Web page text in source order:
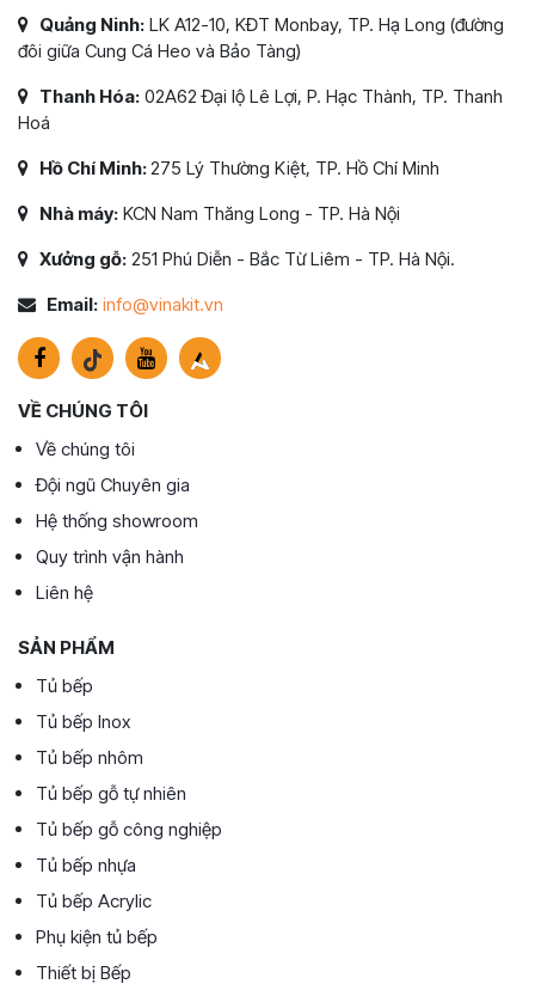
Quảng Ninh: LK A12-10, KĐT Monbay, TP. Hạ Long (đường
đôi giữa Cung Cá Heo và Bảo Tàng)
Thanh Hóa: 02A62 Đại lộ Lê Lợi, P. Hạc Thành, TP. Thanh
Hoá
Hồ Chí Minh:275 Lý Thường Kiệt, TP. Hồ Chí Minh
Nhà máy: KCN Nam Thăng Long - TP. Hà Nội
Xưởng gỗ: 251 Phú Diễn - Bắc Từ Liêm - TP. Hà Nội.
Email: info@vinakit.vn
VỀ CHÚNG TÔI
Về chúng tôi
Đội ngũ Chuyên gia
Hệ thống showroom
Quy trình vận hành
Liên hệ
SẢN PHẨM
Tủ bếp
Tủ bếp Inox
Tủ bếp nhôm
Tủ bếp gỗ tự nhiên
Tủ bếp gỗ công nghiệp
Tủ bếp nhựa
Tủ bếp Acrylic
Phụ kiện tủ bếp
Thiết bị Bếp